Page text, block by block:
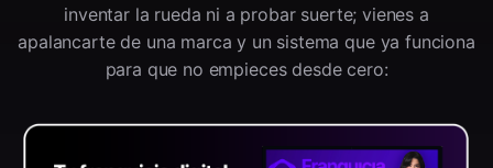
inventar la rueda ni a probar suerte; vienes a
apalancarte de una marca y un sistema que ya funciona
para que no empieces desde cero: